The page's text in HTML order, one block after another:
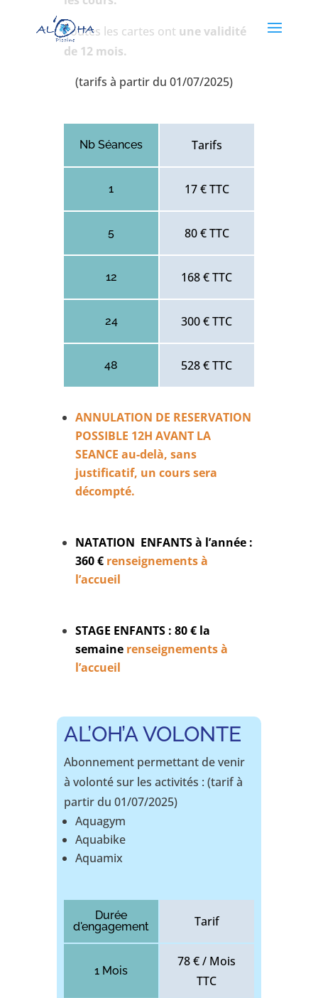
Toutes les cartes ont une validité
de 12 mois.
(tarifs à partir du 01/07/2025)
Nb Séances Tarifs
1 17 € TTC
5 80 € TTC
12 168 € TTC
24 300 € TTC
48 528 € TTC
ANNULATION DE RESERVATION
POSSIBLE 12H AVANT LA
SEANCE au-delà, sans
justificatif, un cours sera
décompté.
NATATION ENFANTS à l’année :
360 € renseignements à
l’accueil
STAGE ENFANTS : 80 € la
semaine renseignements à
l’accueil
AL’OH’A VOLONTE
Abonnement permettant de venir
à volonté sur les activités : (tarif à
partir du 01/07/2025)
Aquagym
Aquabike
Aquamix
Durée
d'engagement
Tarif
1 Mois
78 € / Mois
TTC